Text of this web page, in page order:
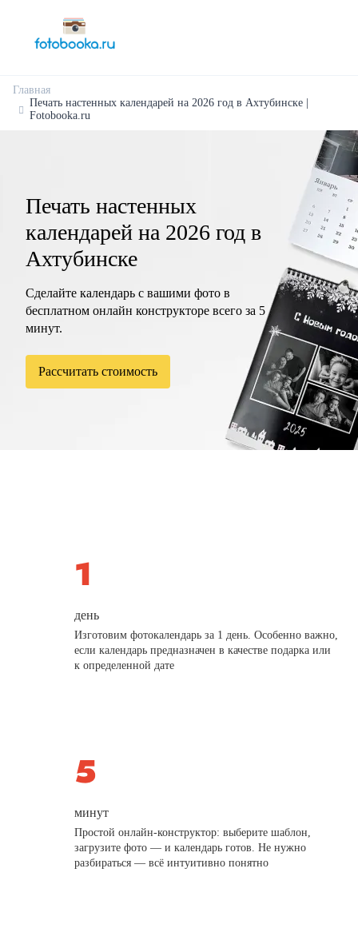
Главная
Печать настенных календарей на 2026 год в Ахтубинске |
Fotobooka.ru
Печать настенных
календарей на 2026 год в
Ахтубинске
Сделайте календарь с вашими фото в
бесплатном онлайн конструкторе всего за 5
минут.
Рассчитать стоимость
день
Изготовим фотокалендарь за 1 день. Особенно важно,
если календарь предназначен в качестве подарка или
к определенной дате
минут
Простой онлайн-конструктор: выберите шаблон,
загрузите фото — и календарь готов. Не нужно
разбираться — всё интуитивно понятно